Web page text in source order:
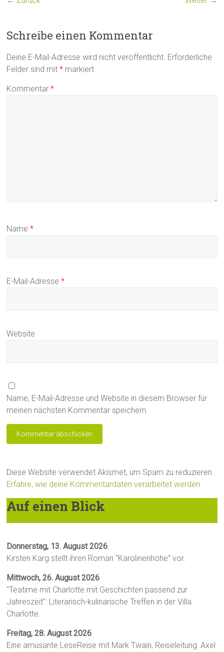
Schreibe einen Kommentar
Deine E-Mail-Adresse wird nicht veröffentlicht. Erforderliche
Felder sind mit* markiert
Kommentar*
Name*
E-Mail-Adresse*
Website
Name, E-Mail-Adresse und Website in diesem Browser für
meinen nächsten Kommentar speichern.
Diese Website verwendet Akismet, um Spam zu reduzieren.
Erfahre, wie deine Kommentardaten verarbeitet werden.
Auf einen Blick
Donnerstag, 13. August 2026
Kirsten Karg stellt ihren Roman "Karolinenhöhe" vor.
Mittwoch, 26. August 2026
"Teatime mit Charlotte mit Geschichten passend zur
Jahreszeit": Literarisch-kulinarische Treffen in der Villa
Charlotte.
Freitag, 28. August 2026
Eine amüsante LeseReise mit Mark Twain, Reiseleitung: Axel